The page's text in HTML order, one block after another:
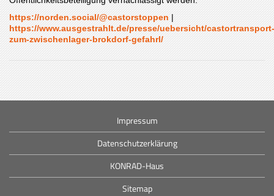
https://norden.social/@castorstoppen |
https://www.ausgestrahlt.de/presse/uebersicht/castortransport-
zum-zwischenlager-brokdorf-gefahrl/
Impressum
Datenschutzerklärung
KONRAD-Haus
Sitemap